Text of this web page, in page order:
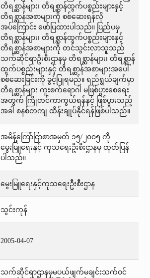
တိရစ္ဆာန်များ၊ တိရစ္ဆာန်ထွက်ပစ္စည်းများနှင့်
တိရစ္ဆာန်အစာများကို စစ်ဆေးရန်လို
အပ်ကြောင်း ဖော်ပြထားပါသည်။ ပြည်ပမှ
တိရစ္ဆာန်များ၊ တိရစ္ဆာန်ထွက်ပစ္စည်းများနှင့်
တိရစ္ဆာန်အစာများကို တင်သွင်းလာသူသည်
သက်ဆိုင်ရာဦးစီးဌာနမှ တိရစ္ဆာန်များ၊ တိရစ္ဆာန်
ထွက်ပစ္စည်းများနှင့် တိရစ္ဆာန်အစာများအပေါ်
စစ်ဆေးခြင်းကို ခွင့်ပြုရမည်။ ရည်ရွယ်ချက်မှာ
တိရစ္ဆာန်များ ကူးစက်ရောဂါ မဖြစ်ပွားစေရေး
အတွက် ကြိုတင်ကာကွယ်ရန်နှင့် ဖြစ်ပွားသည့်
အခါ စနစ်တကျ ထိန်းချုပ်နိုင်ရန်ဖြစ်ပါသည်။
အမိန့်ကြော်ငြာစာအမှတ် ၁၅/၂၀၀၅ ကို
မွေးမြူရေးနှင့် ကုသရေးဦးစီးဌာနမှ ထုတ်ပြန်
ပါသည်။
မွေးမြူရေးနှင့်ကုသရေးဦးစီးဌာန
သွင်းကုန်
2005-04-07
သက်ဆိုင်ရာဌာနမှမပယ်ဖျက်မချင်းသက်ဝင်